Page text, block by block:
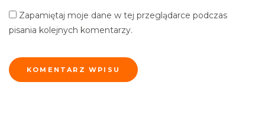
Zapamiętaj moje dane w tej przeglądarce podczas
pisania kolejnych komentarzy.